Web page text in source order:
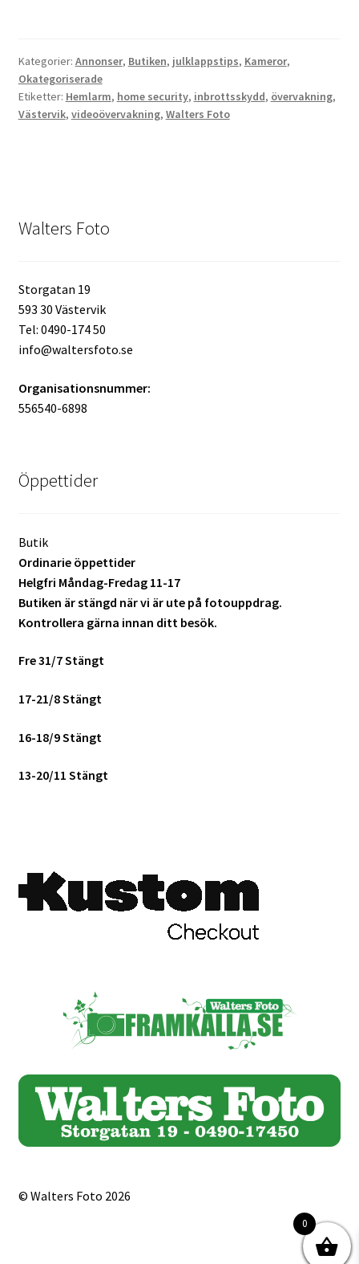
Förvaring
Kortläsare
Film & Engångskameror
Arkivering
Fyndhörnan
Studio & Ljuskontroll
Skrivare & Tillbehör
Skanner
Övrigt
Studentplakat
Videoöverföring / Smalfilm
Tackkort
Almanacka / Kalender
framkalla.se
Kategorier: Annonser, Butiken, julklappstips, Kameror,
Okategoriserade
Etiketter: Hemlarm, home security, inbrottsskydd, övervakning,
Västervik, videoövervakning, Walters Foto
Walters Foto
Storgatan 19
593 30 Västervik
Tel: 0490-174 50
info@waltersfoto.se
Organisationsnummer:
556540-6898
Öppettider
Butik
Ordinarie öppettider
Helgfri Måndag-Fredag 11-17
Butiken är stängd när vi är ute på fotouppdrag.
Kontrollera gärna innan ditt besök.
Fre 31/7 Stängt
17-21/8 Stängt
16-18/9 Stängt
13-20/11 Stängt
© Walters Foto 2026
0